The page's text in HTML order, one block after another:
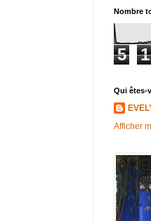
Nombre
5 1
Qui êtes-
Afficher